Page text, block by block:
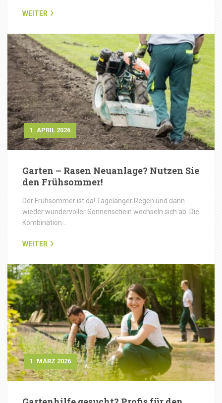
WEITER
1. APRIL 2026
Garten – Rasen Neuanlage? Nutzen Sie
den Frühsommer!
Der Frühsommer ist da! Tagelanger Regen und dann
wieder wundervoller Sonnenschein wechseln sich ab. Die
Kombination…
WEITER
1. MÄRZ 2026